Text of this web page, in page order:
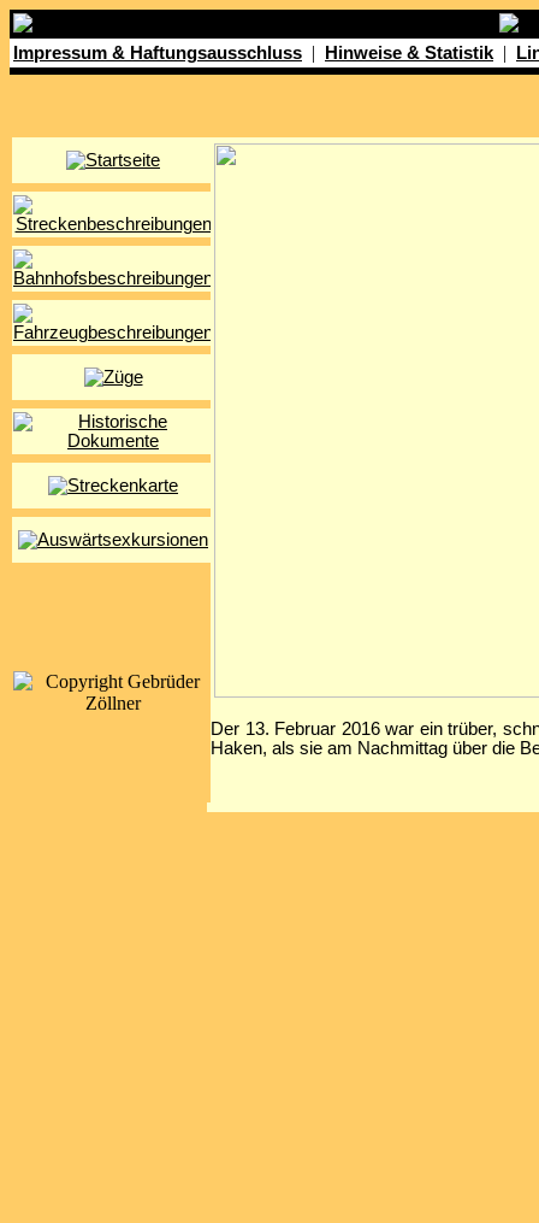
Impressum & Haftungsausschluss | Hinweise & Statistik |
Der 13. Februar 2016 war ein trüber,
Haken, als sie am Nachmittag über die